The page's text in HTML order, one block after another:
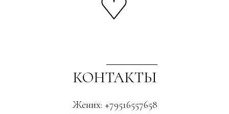
КОНТАКТЫ
Жених: +79516557658